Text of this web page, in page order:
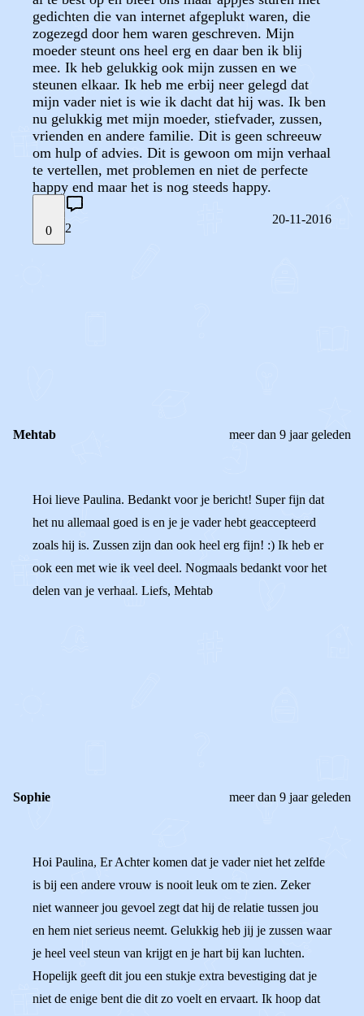
gedichten die van internet afgeplukt waren, die
zogezegd door hem waren geschreven. Mijn
moeder steunt ons heel erg en daar ben ik blij
mee. Ik heb gelukkig ook mijn zussen en we
steunen elkaar. Ik heb me erbij neer gelegd dat
mijn vader niet is wie ik dacht dat hij was. Ik ben
nu gelukkig met mijn moeder, stiefvader, zussen,
vrienden en andere familie. Dit is geen schreeuw
om hulp of advies. Dit is gewoon om mijn verhaal
te vertellen, met problemen en niet de perfecte
happy end maar het is nog steeds happy.
0 2
20-11-2016
Mehtab meer dan 9 jaar geleden
Hoi lieve Paulina. Bedankt voor je bericht! Super fijn dat
het nu allemaal goed is en je je vader hebt geaccepteerd
zoals hij is. Zussen zijn dan ook heel erg fijn! :) Ik heb er
ook een met wie ik veel deel. Nogmaals bedankt voor het
delen van je verhaal. Liefs, Mehtab
Sophie meer dan 9 jaar geleden
Hoi Paulina, Er Achter komen dat je vader niet het zelfde
is bij een andere vrouw is nooit leuk om te zien. Zeker
niet wanneer jou gevoel zegt dat hij de relatie tussen jou
en hem niet serieus neemt. Gelukkig heb jij je zussen waar
je heel veel steun van krijgt en je hart bij kan luchten.
Hopelijk geeft dit jou een stukje extra bevestiging dat je
niet de enige bent die dit zo voelt en ervaart. Ik hoop dat